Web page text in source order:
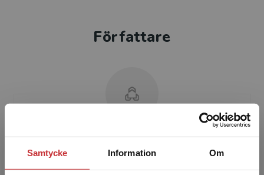
Samtycke Information Om
Författare
Ted Lindblom
Ted Lindblom är ämnesansvarig professor i